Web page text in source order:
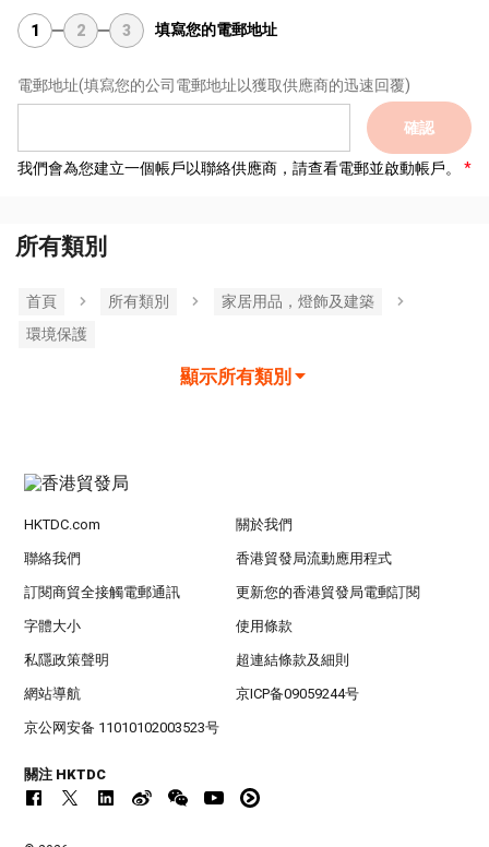
1 2 3 填寫您的電郵地址
電郵地址(填寫您的公司電郵地址以獲取供應商的迅速回覆)
確認
我們會為您建立一個帳戶以聯絡供應商，請查看電郵並啟動帳戶。
所有類別
首頁 所有類別
家居用品，燈飾及建築
環境保護
顯示所有類別
HKTDC.com 關於我們
聯絡我們 香港貿發局流動應用程式
訂閱商貿全接觸電郵通訊 更新您的香港貿發局電郵訂閱
字體大小 使用條款
私隱政策聲明 超連結條款及細則
網站導航 京ICP备09059244号
京公网安备 11010102003523号
關注 HKTDC